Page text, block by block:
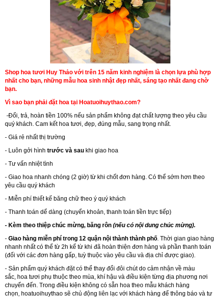
Shop hoa tươi Huy Thảo với trên 15 năm kinh nghiệm là chọn lựa phù hợp
nhất cho bạn, những mẫu hoa sinh nhật đẹp nhất, sáng tạo nhất đang chờ
bạn.
Vì sao bạn phải đặt hoa tại Hoatuoihuythao.com?
-Đổi, trả, hoàn tiền 100% nếu sản phẩm không đạt chất lượng theo yêu cầu
quý khách. Cam kết hoa tươi, đẹp, đúng mẫu, sang trọng nhất.
- Giá rẻ nhất thị trường
- Luôn gởi hình trước và sau khi giao hoa
- Tư vấn nhiệt tình
- Giao hoa nhanh chóng (2 giờ) từ khi chốt đơn hàng. Có thể sớm hơn theo
yêu cầu quý khách
- Miễn phí thiết kế băng chữ theo ý quý khách
- Thanh toán dể dàng (chuyển khoản, thanh toán tiền trực tiếp)
- Kèm theo thiệp chúc mừng, băng rôn (nếu có nội dung chúc mừng).
- Giao hàng miễn phí trong 12 quận nội thành thành phố. Thời gian giao hàng
nhanh nhất có thể từ 2h kể từ khi đã hoàn thiện đơn hàng và phần thanh toán
(đối với các đơn hàng gấp, tuỳ thuộc vào yêu cầu và địa chỉ được giao).
- Sản phẩm quý khách đặt có thể thay đổi đôi chút do cảm nhận về màu
sắc, hoa tươi phụ thuộc theo mùa, khí hậu và điều kiện từng địa phương nơi
chuyển đến. Trong điều kiện không có sẵn hoa theo mẫu khách hàng
chọn, hoatuoihuythao sẽ chủ động liên lạc với khách hàng để thông báo và tư